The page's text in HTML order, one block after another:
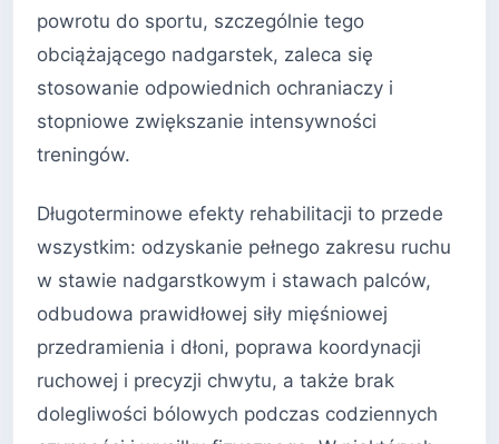
powrotu do sportu, szczególnie tego
obciążającego nadgarstek, zaleca się
stosowanie odpowiednich ochraniaczy i
stopniowe zwiększanie intensywności
treningów.
Długoterminowe efekty rehabilitacji to przede
wszystkim: odzyskanie pełnego zakresu ruchu
w stawie nadgarstkowym i stawach palców,
odbudowa prawidłowej siły mięśniowej
przedramienia i dłoni, poprawa koordynacji
ruchowej i precyzji chwytu, a także brak
dolegliwości bólowych podczas codziennych